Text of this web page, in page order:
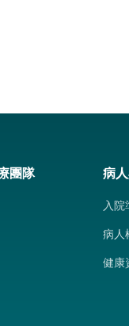
團隊 病
入院
病人
健康